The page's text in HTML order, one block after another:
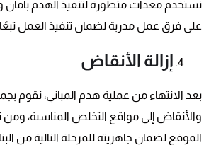
نستخدم معدات متطورة لتنفيذ الهدم بأمان
على فرق عمل مدربة لضمان تنفيذ العمل
إزالة الأنقاض
بعد الانتهاء من عملية هدم المباني، نقوم
والأنقاض إلى مواقع التخلص المناسبة،
الموقع لضمان جاهزيته للمرحلة التالية من